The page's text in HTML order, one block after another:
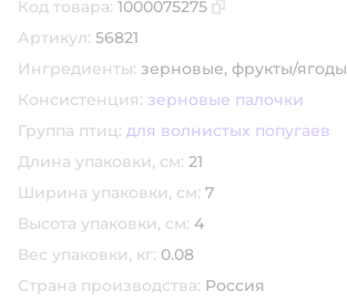
Код товара: 1000075275
Артикул: 56821
Ингредиенты: зерновые, фрукты/ягоды
Консистенция: зерновые палочки
Группа птиц: для волнистых попугаев
Длина упаковки, см: 21
Ширина упаковки, см: 7
Высота упаковки, см: 4
Вес упаковки, кг: 0.08
Страна производства: Россия